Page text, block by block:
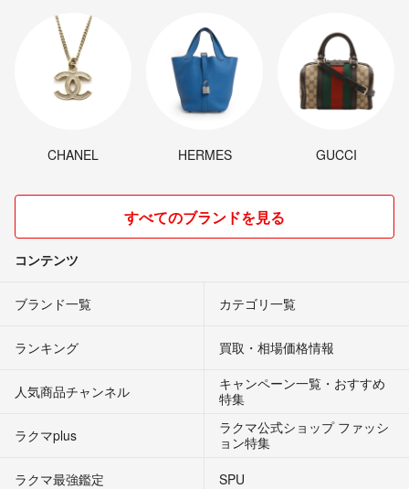
CHANEL HERMES GUCCI
すべてのブランドを見る
コンテンツ
ブランド一覧 カテゴリ一覧
ランキング 買取・相場価格情報
人気商品チャンネル
キャンペーン一覧・おすすめ
特集
ラクマplus
ラクマ公式ショップ ファッシ
ョン特集
ラクマ最強鑑定
SPU